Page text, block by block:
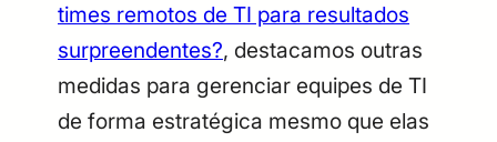
times remotos de TI para resultados
surpreendentes?, destacamos outras
medidas para gerenciar equipes de TI
de forma estratégica mesmo que elas